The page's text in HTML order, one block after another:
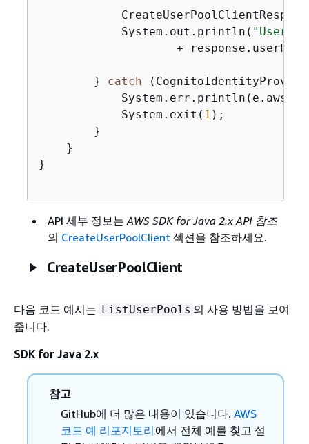
            System.out.println(
"User
+
        }
catch
            System.exit(
1 );
        }
    }
}
API 세부 정보는AWS SDK for Java 2.x API 참조
의 CreateUserPoolClient 섹션을 참조하세요.
CreateUserPoolClient
다음 코드 예시는 ListUserPools 의 사용 방법을 보여
줍니다.
SDK for Java 2.x
참고
GitHub에 더 많은 내용이 있습니다. AWS
코드 예 리포지토리 에서 전체 예를 찾고 설